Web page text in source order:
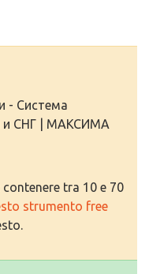
- Система
и СНГ | МАКСИМА
tra 10 e 70
strumento free